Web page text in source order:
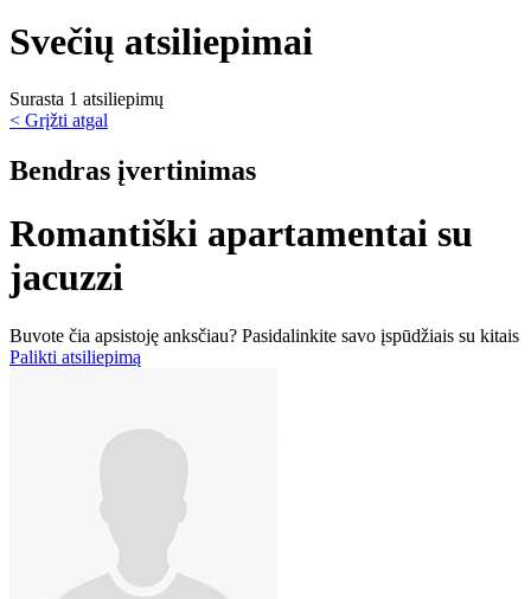
Svečių atsiliepimai
Surasta 1 atsiliepimų
< Grįžti atgal
Bendras įvertinimas
Romantiški apartamentai su
jacuzzi
Buvote čia apsistoję anksčiau? Pasidalinkite savo įspūdžiais su kitais
Palikti atsiliepimą